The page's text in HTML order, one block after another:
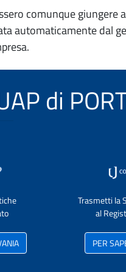
comunque giungere
automaticamente dal
di
Trasmetti la
al
PER